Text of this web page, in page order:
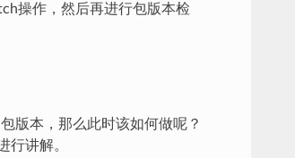
操作，然后再进行包版本检
版本，那么此时该如何做呢？
行讲解。